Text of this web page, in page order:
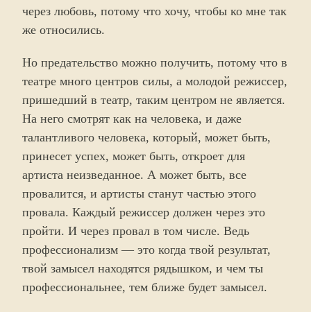
через любовь, потому что хочу, чтобы ко мне так
же относились.
Но предательство можно получить, потому что в
театре много центров силы, а молодой режиссер,
пришедший в театр, таким центром не является.
На него смотрят как на человека, и даже
талантливого человека, который, может быть,
принесет успех, может быть, откроет для
артиста неизведанное. А может быть, все
провалится, и артисты станут частью этого
провала. Каждый режиссер должен через это
пройти. И через провал в том числе. Ведь
профессионализм — это когда твой результат,
твой замысел находятся рядышком, и чем ты
профессиональнее, тем ближе будет замысел.